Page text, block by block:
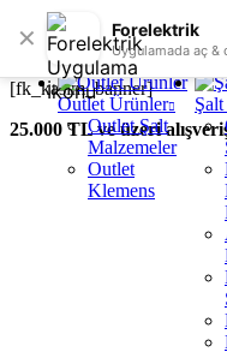
✕ Forelektrik
Uygulamada aç &
Skip to navigation Skip to
Tüm Kategoriler
Outlet Ürünler
Outlet Şalt
Malzemeler
Outlet
Klemens
[fk_kasim_banner]
25.000 TL ve üzeri